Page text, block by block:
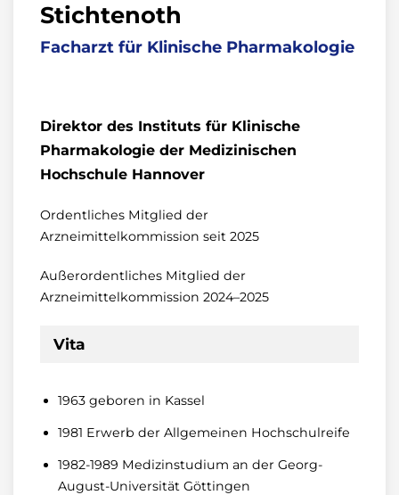
Stichtenoth
Facharzt für Klinische Pharmakologie
Direktor des Instituts für Klinische
Pharmakologie der Medizinischen
Hochschule Hannover
Ordentliches Mitglied der
Arzneimittelkommission seit 2025
Außerordentliches Mitglied der
Arzneimittelkommission 2024–2025
Vita
1963 geboren in Kassel
1981 Erwerb der Allgemeinen Hochschulreife
1982-1989 Medizinstudium an der Georg-
August-Universität Göttingen